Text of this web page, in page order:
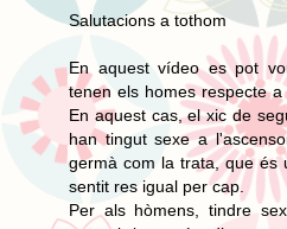
Salutacions a tothom
En aquest vídeo es pot
tenen els homes respecte
En aquest cas, el xic de
han tingut sexe a
germà com la trata, que és
sentit res igual per cap.
Per als hòmens, tindre